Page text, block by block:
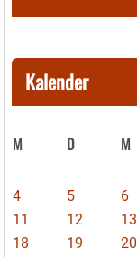
Kalender
M D M
4
5 6
11
12 13
18
19 20